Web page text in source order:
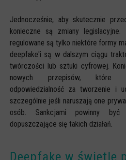
Jednocześnie, aby skutecznie
konieczne są zmiany
regulowane są tylko niektóre formy
deepfake'i są w dalszym ciągu
twórczości lub sztuki cyfrowej.
nowych przepisów, które
odpowiedzialność za tworzenie i
szczególnie jeśli naruszają one
osób. Sankcjami powinny
dopuszczające się takich działań.
Deepfake w świetle